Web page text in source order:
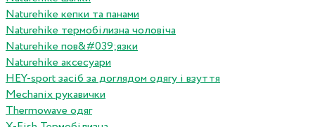
Naturehike кепки та панами
Naturehike термобілизна чоловіча
Naturehike пов&#039;язки
Naturehike аксесуари
HEY-sport засіб за доглядом одягу і взуття
Mechanix рукавички
Thermowave одяг